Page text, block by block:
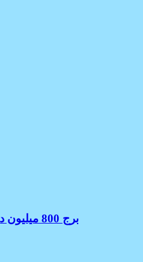
برج 800 میلیون درهمی «وقف یک میلیارد غذا» در جاده شیخ زاید ساخته خواهد شد